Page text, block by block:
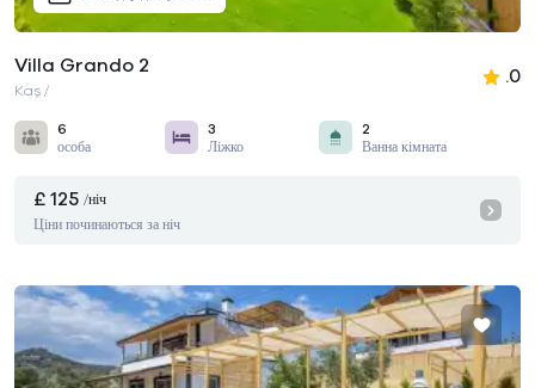
Villa Grando 2
Kaş /
.0
6
особа
3
Ліжко
2
Ванна кімната
£ 125 /ніч
Ціни починаються за ніч